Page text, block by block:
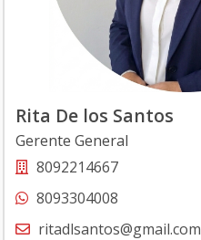
Rita De los Santos
Gerente General
8092214667
8093304008
ritadlsantos@gmail.com